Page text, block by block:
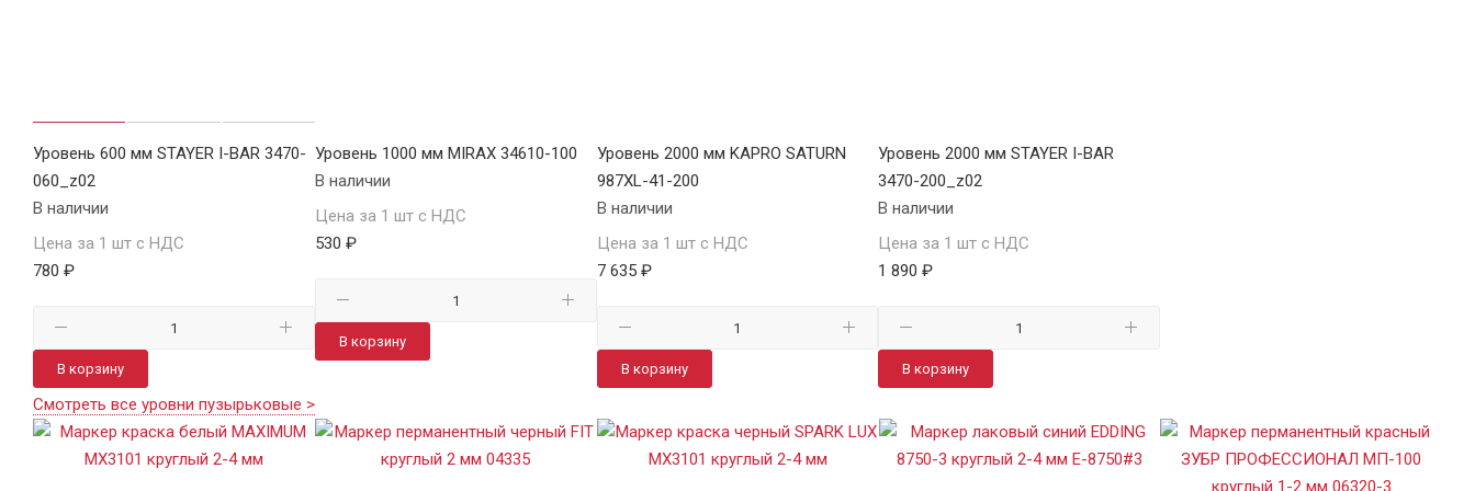
Уровень 600 мм STAYER I-BAR 3470-
060_z02
В наличии
Цена за 1 шт с НДС
780 ₽
В корзину
Уровень 1000 мм MIRAX 34610-100
В наличии
Цена за 1 шт с НДС
530 ₽
В корзину
Уровень 2000 мм KAPRO SATURN
987XL-41-200
В наличии
Цена за 1 шт с НДС
7 635 ₽
В корзину
Уровень 2000 мм STAYER I-BAR
3470-200_z02
В наличии
Цена за 1 шт с НДС
1 890 ₽
В корзину
Смотреть все уровни пузырьковые >